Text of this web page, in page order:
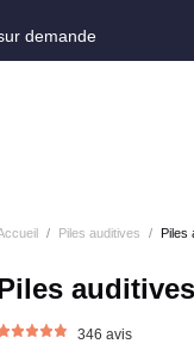
demande
Piles auditives Piles
346 avis